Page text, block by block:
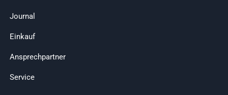
Journal
Einkauf
Ansprechpartner
Service